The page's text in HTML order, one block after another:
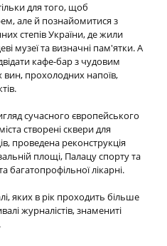
для того, щоб
але й познайомитися з
степів України, де жили
музеї та визначні пам'ятки. А
кафе-бар з чудовим
прохолодних напоїв,
сучасного європейського
створені сквери для
проведена реконструкція
площі, Палацу спорту та
багатопрофільної лікарні.
яких в рік проходить більше
журналістів, знамениті